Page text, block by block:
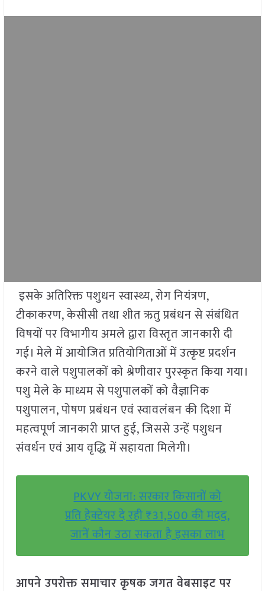
इसके अतिरिक्त पशुधन स्वास्थ्य, रोग नियंत्रण,
टीकाकरण, केसीसी तथा शीत ऋतु प्रबंधन से संबंधित
विषयों पर विभागीय अमले द्वारा विस्तृत जानकारी दी
गई। मेले में आयोजित प्रतियोगिताओं में उत्कृष्ट प्रदर्शन
करने वाले पशुपालकों को श्रेणीवार पुरस्कृत किया गया।
पशु मेले के माध्यम से पशुपालकों को वैज्ञानिक
पशुपालन, पोषण प्रबंधन एवं स्वावलंबन की दिशा में
महत्वपूर्ण जानकारी प्राप्त हुई, जिससे उन्हें पशुधन
संवर्धन एवं आय वृद्धि में सहायता मिलेगी।
PKVY योजना: सरकार किसानों को
प्रति हेक्टेयर दे रही ₹31,500 की मदद,
जानें कौन उठा सकता है इसका लाभ
आपने उपरोक्त समाचार कृषक जगत वेबसाइट पर